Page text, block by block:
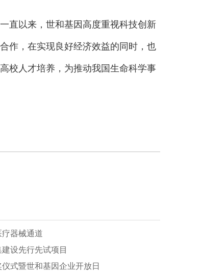
直以来，世和基因高度重视科技创新
作，在实现良好经济效益的同时，也
校人才培养，为推动我国生命科学事
器械通道
设先行先试项目
式暨世和基因企业开放日